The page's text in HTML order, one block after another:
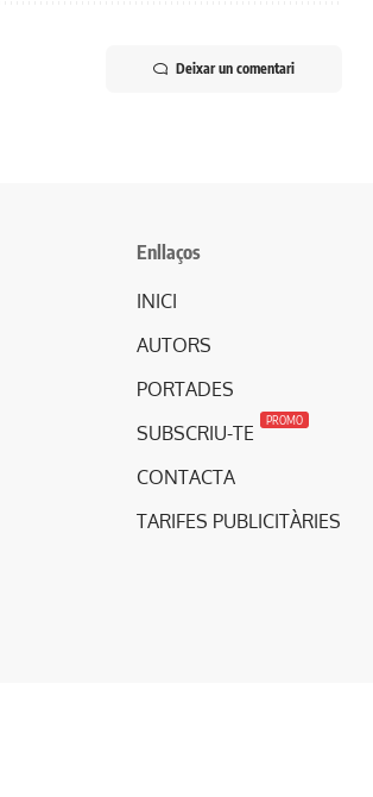
Deixar un comentari
Enllaços
INICI
AUTORS
PORTADES
SUBSCRIU-TE
PROMO
CONTACTA
TARIFES PUBLICITÀRIES